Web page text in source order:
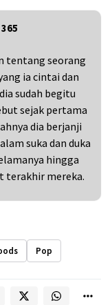
tentang seorang
ia cintai dan
sudah begitu
sejak pertama
dia berjanji
suka dan duka
hingga
terakhir mereka.
Pop